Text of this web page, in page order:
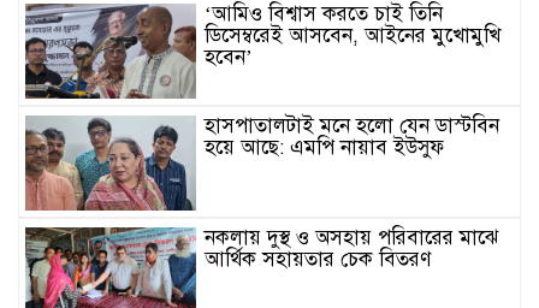
‘আমিও বিশ্বাস করতে চাই তিনি
ডিসেম্বরেই আসবেন, আইনের মুখোমুখি
হবেন’
হাসপাতালটাই মনে হলো যেন ডাস্টবিন
হয়ে আছে: এমপি নায়াব ইউসুফ
নকলায় দুস্থ ও অসহায় পরিবারের মাঝে
আর্থিক সহায়তার চেক বিতরণ